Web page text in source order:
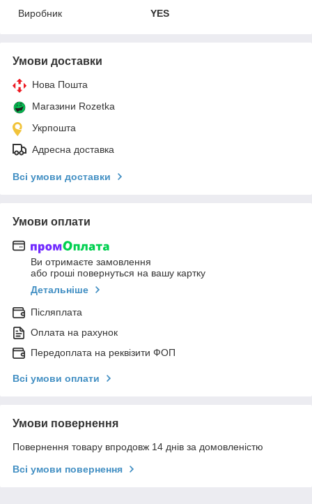
Виробник
YES
Умови доставки
Нова Пошта
Магазини Rozetka
Укрпошта
Адресна доставка
Всі умови доставки
Умови оплати
Ви отримаєте замовлення
або гроші повернуться на вашу картку
Детальніше
Післяплата
Оплата на рахунок
Передоплата на реквізити ФОП
Всі умови оплати
Умови повернення
Повернення товару впродовж 14 днів за домовленістю
Всі умови повернення